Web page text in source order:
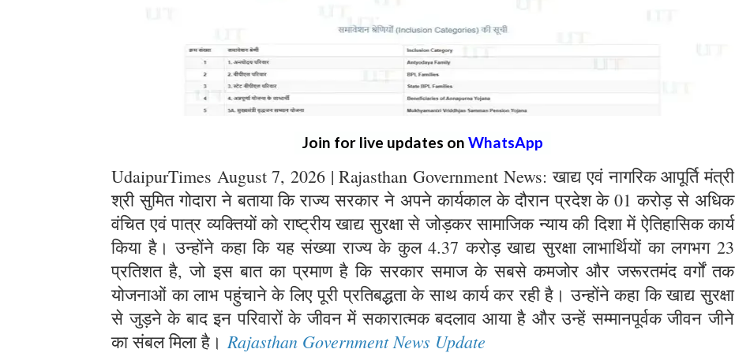
Join for live updates on WhatsApp
UdaipurTimes August 7, 2026 | Rajasthan Government News: खाद्य एवं नागरिक आपूर्ति मंत्री
श्री सुमित गोदारा ने बताया कि राज्य सरकार ने अपने कार्यकाल के दौरान प्रदेश के 01 करोड़ से अधिक
वंचित एवं पात्र व्यक्तियों को राष्ट्रीय खाद्य सुरक्षा से जोड़कर सामाजिक न्याय की दिशा में ऐतिहासिक कार्य
किया है। उन्होंने कहा कि यह संख्या राज्य के कुल 4.37 करोड़ खाद्य सुरक्षा लाभार्थियों का लगभग 23
प्रतिशत है, जो इस बात का प्रमाण है कि सरकार समाज के सबसे कमजोर और जरूरतमंद वर्गों तक
योजनाओं का लाभ पहुंचाने के लिए पूरी प्रतिबद्धता के साथ कार्य कर रही है। उन्होंने कहा कि खाद्य सुरक्षा
से जुड़ने के बाद इन परिवारों के जीवन में सकारात्मक बदलाव आया है और उन्हें सम्मानपूर्वक जीवन जीने
का संबल मिला है। Rajasthan Government News Update